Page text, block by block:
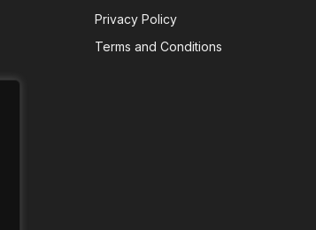
Privacy Policy
Terms and Conditions